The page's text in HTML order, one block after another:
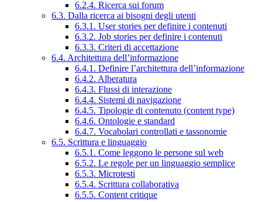
6.2.4. Ricerca sui forum
6.3. Dalla ricerca ai bisogni degli utenti
6.3.1. User stories per definire i contenuti
6.3.2. Job stories per definire i contenuti
6.3.3. Criteri di accettazione
6.4. Architettura dell’informazione
6.4.1. Definire l’architettura dell’informazione
6.4.2. Alberatura
6.4.3. Flussi di interazione
6.4.4. Sistemi di navigazione
6.4.5. Tipologie di contenuto (content type)
6.4.6. Ontologie e standard
6.4.7. Vocabolari controllati e tassonomie
6.5. Scrittura e linguaggio
6.5.1. Come leggono le persone sul web
6.5.2. Le regole per un linguaggio semplice
6.5.3. Microtesti
6.5.4. Scrittura collaborativa
6.5.5. Content critique